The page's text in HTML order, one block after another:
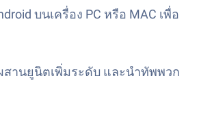
บนเครื่อง PC หรือ MAC เพื่อ
านยูนิตเพิ่มระดับ และนำทัพพวก